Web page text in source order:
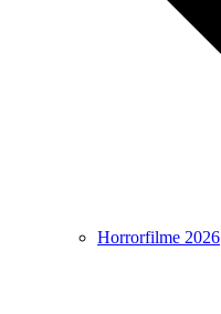
Horrorfilme 2026